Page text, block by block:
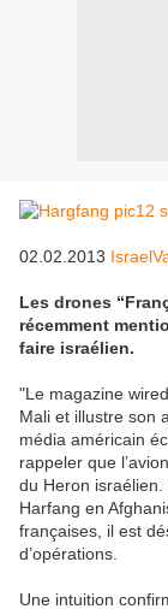
02.02.2013
Les drones
récemment
faire israélien.
"Le magazine
Mali et illustre son
média américain
rappeler que
du Heron
Harfang en
françaises, il est
d’opérations.
Une intuition